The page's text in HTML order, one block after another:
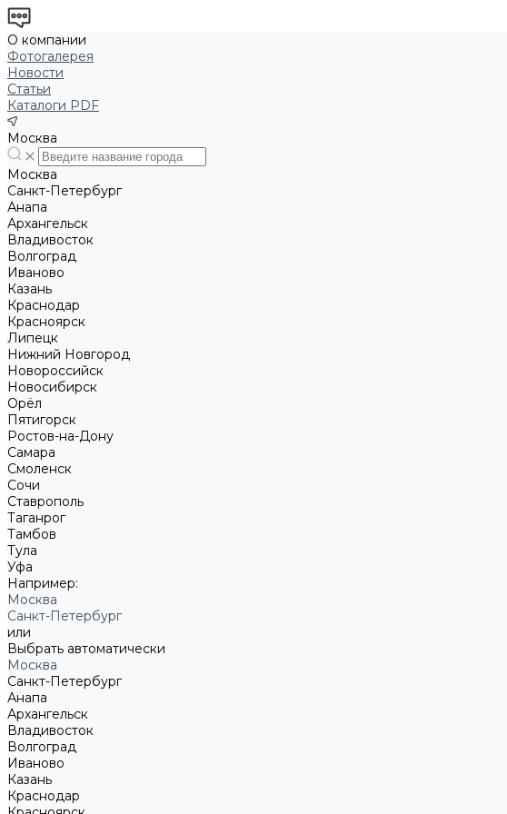
О компании
Фотогалерея
Новости
Статьи
Каталоги PDF
Москва
Москва
Санкт-Петербург
Анапа
Архангельск
Владивосток
Волгоград
Иваново
Казань
Краснодар
Красноярск
Липецк
Нижний Новгород
Новороссийск
Новосибирск
Орёл
Пятигорск
Ростов-на-Дону
Самара
Смоленск
Сочи
Ставрополь
Таганрог
Тамбов
Тула
Уфа
Например:
Москва
Санкт-Петербург
или
Выбрать автоматически
Москва
Санкт-Петербург
Анапа
Архангельск
Владивосток
Волгоград
Иваново
Казань
Краснодар